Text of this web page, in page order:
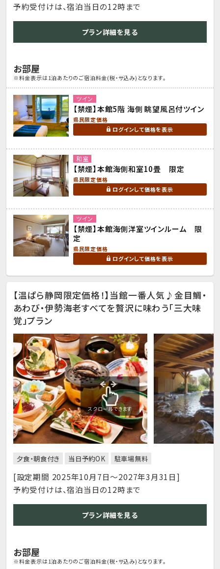
予約受付けは、宿泊当日の12時まで
プラン詳細を見る
お部屋
※料金表示は1泊あたりのご宿泊料金(税・サ込み)となります。
ツイン
【禁煙】本館5階 海側 眺望風呂付ツイン
県民限定価格
ログインして価格を表示
和室
【禁煙】本館海側和室10畳 限定
県民限定価格
ログインして価格を表示
ツイン
【禁煙】本館海側洋室ツインルーム 限
定
県民限定価格
ログインして価格を表示
【温ぱら静岡限定価格！】当館一番人気♪金目鯛・
あわび・伊勢海老すべてを贅沢に味わう「三大味
覚」プラン
スクロールできます
夕食・朝食付き 当日予約OK 駐車場無料
[設定期間 2025年10月7日～2027年3月31日]
予約受付けは、宿泊当日の12時まで
プラン詳細を見る
お部屋
※料金表示は1泊あたりのご宿泊料金(税・サ込み)となります。